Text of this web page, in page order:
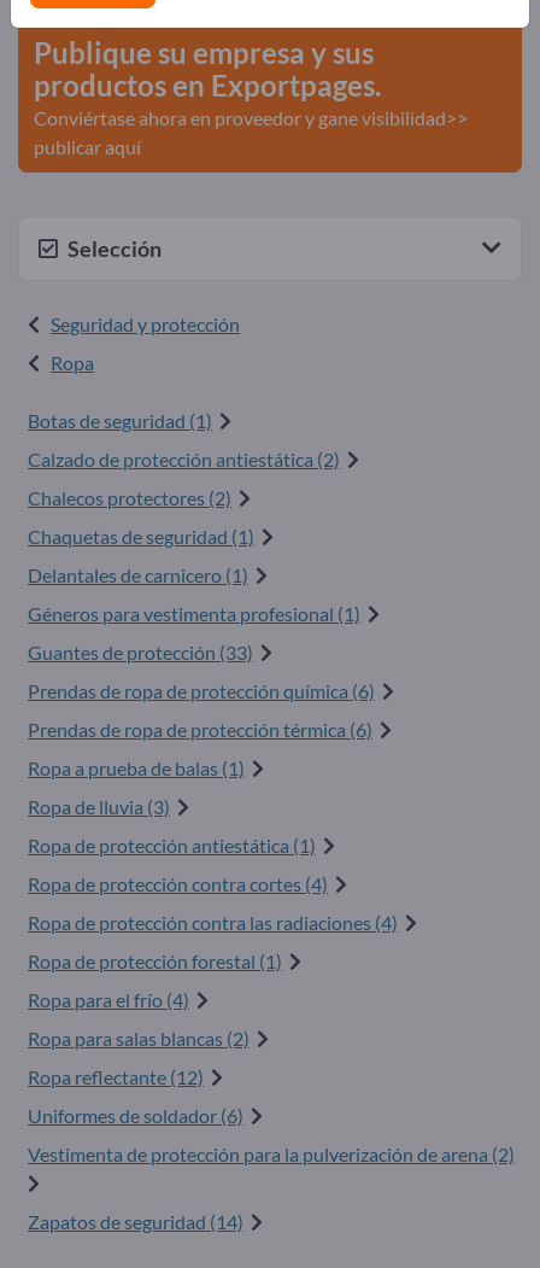
Publique su empresa y sus
productos en Exportpages.
Conviértase ahora en proveedor y gane visibilidad>>
publicar aquí
Selección
Seguridad y protección
Ropa
Botas de seguridad (1)
Calzado de protección antiestática (2)
Chalecos protectores (2)
Chaquetas de seguridad (1)
Delantales de carnicero (1)
Géneros para vestimenta profesional (1)
Guantes de protección (33)
Prendas de ropa de protección química (6)
Prendas de ropa de protección térmica (6)
Ropa a prueba de balas (1)
Ropa de lluvia (3)
Ropa de protección antiestática (1)
Ropa de protección contra cortes (4)
Ropa de protección contra las radiaciones (4)
Ropa de protección forestal (1)
Ropa para el frío (4)
Ropa para salas blancas (2)
Ropa reflectante (12)
Uniformes de soldador (6)
Vestimenta de protección para la pulverización de arena (2)
Zapatos de seguridad (14)